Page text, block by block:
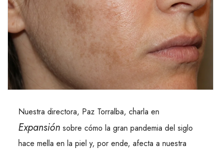
Nuestra directora, Paz Torralba, charla en
Expansiónsobre cómo la gran pandemia del siglo
hace mella en la piel y, por ende, afecta a nuestra